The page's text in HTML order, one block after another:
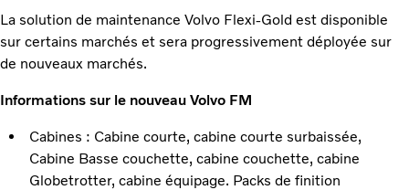
La solution de maintenance Volvo Flexi-Gold est disponible
sur certains marchés et sera progressivement déployée sur
de nouveaux marchés.
Informations sur le nouveau Volvo FM
Cabines : Cabine courte, cabine courte surbaissée,
Cabine Basse couchette, cabine couchette, cabine
Globetrotter, cabine équipage. Packs de finition